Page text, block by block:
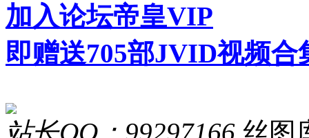
加入论坛帝皇VIP
即赠送705部JVID视频合
站长QQ：99297166 丝图